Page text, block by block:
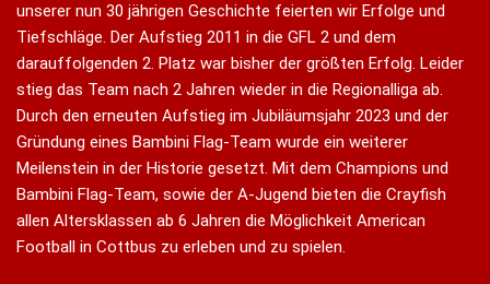
unserer nun 30 jährigen Geschichte feierten wir Erfolge und
Tiefschläge. Der Aufstieg 2011 in die GFL 2 und dem
darauffolgenden 2. Platz war bisher der größten Erfolg. Leider
stieg das Team nach 2 Jahren wieder in die Regionalliga ab.
Durch den erneuten Aufstieg im Jubiläumsjahr 2023 und der
Gründung eines Bambini Flag-Team wurde ein weiterer
Meilenstein in der Historie gesetzt. Mit dem Champions und
Bambini Flag-Team, sowie der A-Jugend bieten die Crayfish
allen Altersklassen ab 6 Jahren die Möglichkeit American
Football in Cottbus zu erleben und zu spielen.